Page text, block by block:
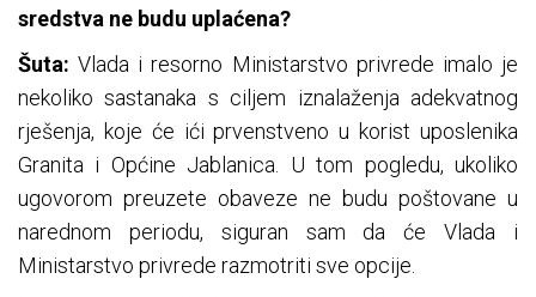
sredstva ne budu uplaćena?
Šuta: Vlada i resorno Ministarstvo privrede imalo je
nekoliko sastanaka s ciljem iznalaženja adekvatnog
rješenja, koje će ići prvenstveno u korist uposlenika
Granita i Općine Jablanica. U tom pogledu, ukoliko
ugovorom preuzete obaveze ne budu poštovane u
narednom periodu, siguran sam da će Vlada i
Ministarstvo privrede razmotriti sve opcije.